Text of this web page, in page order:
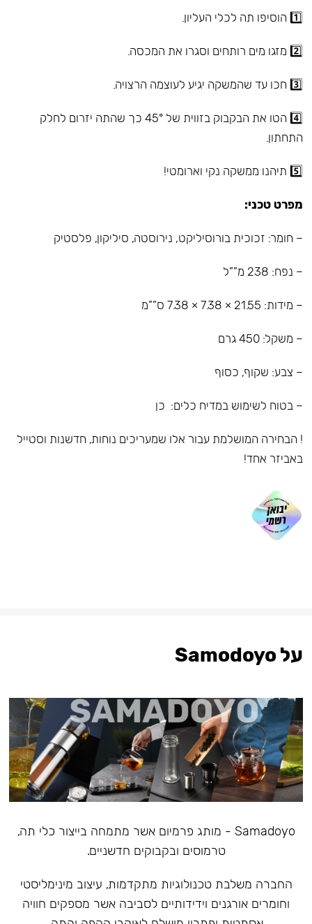
1️⃣ הוסיפו תה לכלי העליון.
2️⃣ מזגו מים רותחים וסגרו את המכסה.
3️⃣ חכו עד שהמשקה יגיע לעוצמה הרצויה.
4️⃣ הטו את הבקבוק בזווית של 45° כך שהתה יזרום לחלק
התחתון.
5️⃣ תיהנו ממשקה נקי וארומטי!
מפרט טכני:
– חומר: זכוכית בורוסיליקט, נירוסטה, סיליקון, פלסטיק
– נפח: 238 מ””ל
– מידות: 21.55 × 7.38 × 7.38 ס””מ
– משקל: 450 גרם
– צבע: שקוף, כסוף
– בטוח לשימוש במדיח כלים: כן
! הבחירה המושלמת עבור אלו שמעריכים נוחות, חדשנות וסטייל
באביזר אחד!
על Samodoyo
Samadoyo - מותג פרמיום אשר מתמחה בייצור כלי תה,
טרמוסים ובקבוקים חדשניים.
‏החברה משלבת טכנולוגיות מתקדמות, עיצוב מינימליסטי
וחומרים אורגנים וידידותיים לסביבה אשר מספקים חוויה